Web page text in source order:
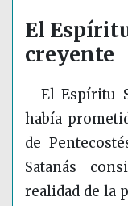
El
creyente
El Espíritu
había
de
Satanás
realidad de la